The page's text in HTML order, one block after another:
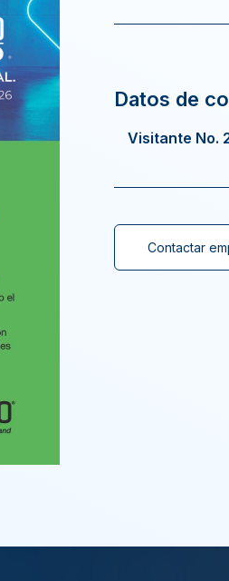
Visitante No.
Contactar